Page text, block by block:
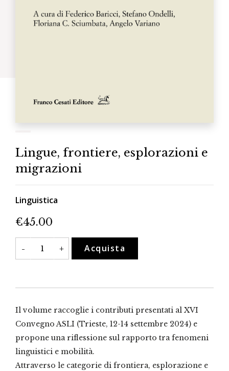
Lingue, frontiere, esplorazioni e
migrazioni
Linguistica
€45.00
-
Lingue,
frontiere,
esplorazioni
+ Acquista
Il volume raccoglie i contributi presentati al XVI
Convegno ASLI (Trieste, 12-14 settembre 2024) e
propone una riflessione sul rapporto tra fenomeni
linguistici e mobilità.
Attraverso le categorie di frontiera, esplorazione e